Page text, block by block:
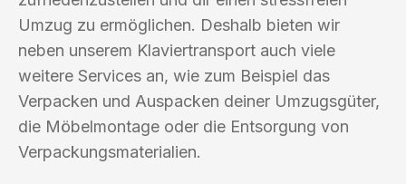
Umzug zu ermöglichen. Deshalb bieten wir
neben unserem Klaviertransport auch viele
weitere Services an, wie zum Beispiel das
Verpacken und Auspacken deiner Umzugsgüter,
die Möbelmontage oder die Entsorgung von
Verpackungsmaterialien.